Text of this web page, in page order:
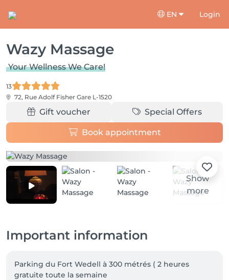
EN Login
Wazy Massage
Your Wellness We Care!
13
72, Rue Adolf Fisher Gare L-1520
Gift voucher Special Offers
Book appointment
Show
more
Important information
Parking du Fort Wedell à 300 métrés ( 2 heures
gratuite toute la semaine